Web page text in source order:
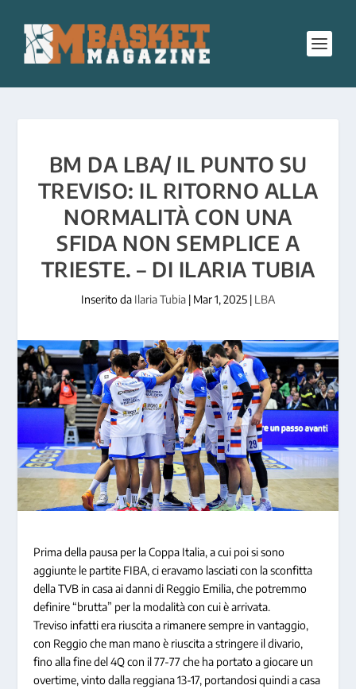
BM DA LBA/ IL PUNTO SU
TREVISO: IL RITORNO ALLA
NORMALITÀ CON UNA
SFIDA NON SEMPLICE A
TRIESTE. – DI ILARIA TUBIA
Inserito da Ilaria Tubia | Mar 1, 2025 | LBA
Prima della pausa per la Coppa Italia, a cui poi si sono
aggiunte le partite FIBA, ci eravamo lasciati con la sconfitta
della TVB in casa ai danni di Reggio Emilia, che potremmo
definire “brutta” per la modalità con cui è arrivata.
Treviso infatti era riuscita a rimanere sempre in vantaggio,
con Reggio che man mano è riuscita a stringere il divario,
fino alla fine del 4Q con il 77-77 che ha portato a giocare un
overtime, vinto dalla reggiana 13-17, portandosi quindi a casa